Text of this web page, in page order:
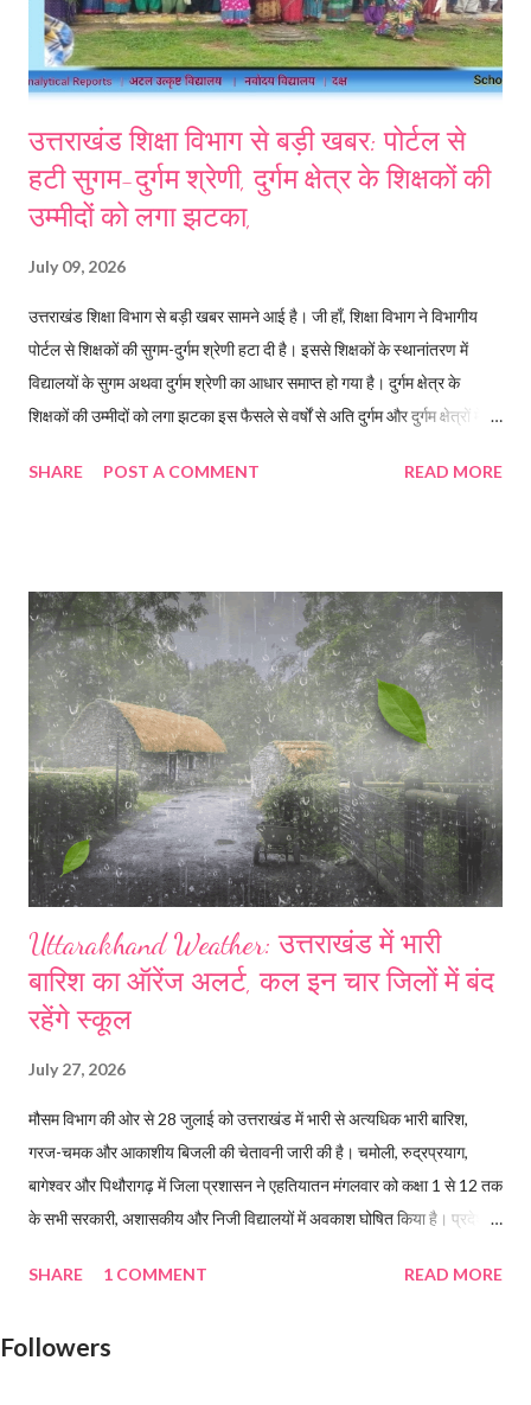
उत्तराखंड शिक्षा विभाग से बड़ी खबर: पोर्टल से
हटी सुगम-दुर्गम श्रेणी, दुर्गम क्षेत्र के शिक्षकों की
उम्मीदों को लगा झटका,
July 09, 2026
उत्तराखंड शिक्षा विभाग से बड़ी खबर सामने आई है। जी हाँ, शिक्षा विभाग ने विभागीय
पोर्टल से शिक्षकों की सुगम-दुर्गम श्रेणी हटा दी है। इससे शिक्षकों के स्थानांतरण में
विद्यालयों के सुगम अथवा दुर्गम श्रेणी का आधार समाप्त हो गया है। दुर्गम क्षेत्र के
शिक्षकों की उम्मीदों को लगा झटका इस फैसले से वर्षों से अति दुर्गम और दुर्गम क्षेत्रों में
को शिक्षा महानिदेशक की अध्यक्षता में गठित विभागीय समिति ने यह निर्णय लिया।
पदोन्नति, वेतनमान और उपलब्धियां दर्ज हैं। उधर, इस निर्णय की जानकारी मिलते ही
शिक्षक संगठनों ने विरोध शुरू कर दिया और इसे शिक्षकों के अधिकारों का हनन बताया।
एससीईआरटी शिक्षक संघ के निवर्तमान अध्यक्ष डा. अंकित जोशी ने निर्णय को
अन्यायपूर्ण बताते हुए कहा क...
SHARE POST A COMMENT READ MORE
Uttarakhand Weather: उत्तराखंड में भारी
बारिश का ऑरेंज अलर्ट, कल इन चार जिलों में बंद
रहेंगे स्कूल
July 27, 2026
मौसम विभाग की ओर से 28 जुलाई को उत्तराखंड में भारी से अत्यधिक भारी बारिश,
गरज-चमक और आकाशीय बिजली की चेतावनी जारी की है। चमोली, रुद्रप्रयाग,
बागेश्वर और पिथौरागढ़ में जिला प्रशासन ने एहतियातन मंगलवार को कक्षा 1 से 12 तक
के सभी सरकारी, अशासकीय और निजी विद्यालयों में अवकाश घोषित किया है। प्रदेश में
SHARE
1 COMMENT READ MORE
Followers